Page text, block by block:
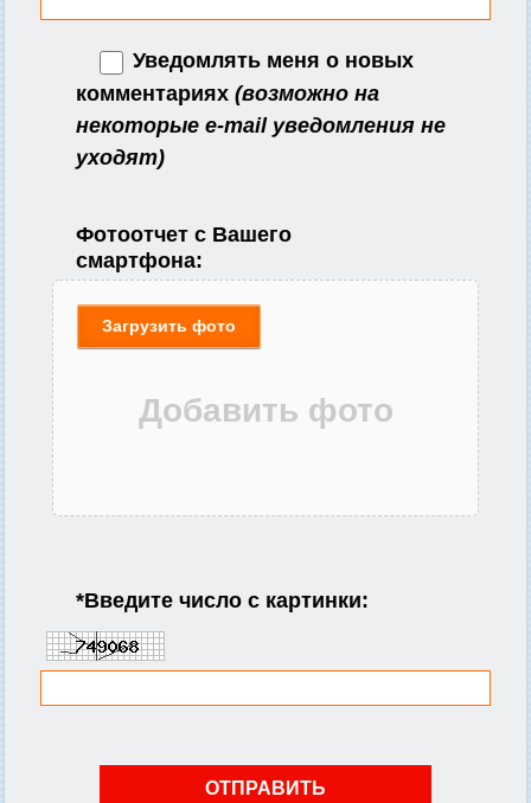
Уведомлять меня о новых
комментариях (возможно на
некоторые e-mail уведомления не
уходят)
Фотоотчет с Вашего
смартфона:
Загрузить фото
*Введите число с картинки: